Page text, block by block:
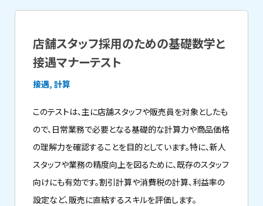
店舗スタッフ採用のための基礎数学と
接遇マナーテスト
接遇, 計算
このテストは、主に店舗スタッフや販売員を対象としたも
ので、日常業務で必要となる基礎的な計算力や商品価格
の理解力を確認することを目的としています。特に、新人
スタッフや業務の精度向上を図るために、既存のスタッフ
向けにも有効です。割引計算や消費税の計算、利益率の
設定など、販売に直結するスキルを評価します。